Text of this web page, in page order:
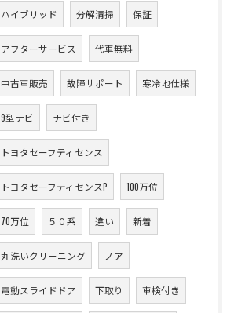
ハイブリッド 分解清掃 保証
アフターサービス 代車無料
中古車販売 故障サポート 寒冷地仕様
9型ナビ ナビ付き
トヨタセーフティセンス
トヨタセーフティセンスP 100万位
70万位 ５０系 違い 新着
丸洗いクリーニング ノア
電動スライドドア 下取り 車検付き